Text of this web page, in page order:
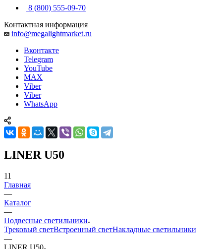
8 (800) 555-09-70
Контактная информация
info@megalightmarket.ru
Вконтакте
Telegram
YouTube
MAX
Viber
Viber
WhatsApp
LINER U50
11
Главная
—
Каталог
—
Подвесные светильники
Трековый светВстроенный светНакладные светильники
—
LINER U50